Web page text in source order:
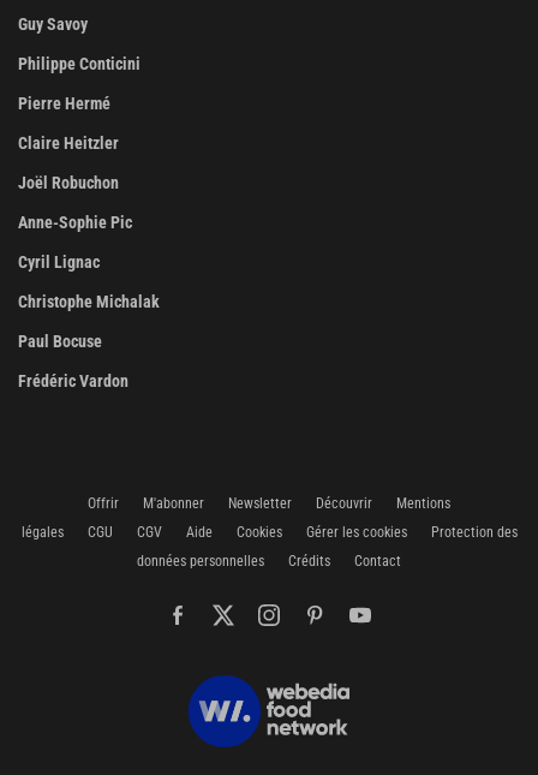
Guy Savoy
Philippe Conticini
Pierre Hermé
Claire Heitzler
Joël Robuchon
Anne-Sophie Pic
Cyril Lignac
Christophe Michalak
Paul Bocuse
Frédéric Vardon
Offrir M'abonner Newsletter Découvrir
Mentions
légales
CGU CGV Aide Cookies Gérer les cookies
Protection des
données personnelles
Crédits Contact